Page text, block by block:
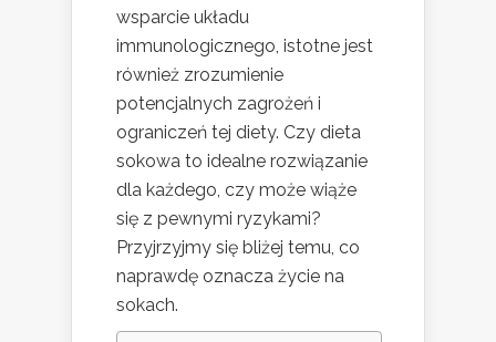
wsparcie układu
immunologicznego, istotne jest
również zrozumienie
potencjalnych zagrożeń i
ograniczeń tej diety. Czy dieta
sokowa to idealne rozwiązanie
dla każdego, czy może wiąże
się z pewnymi ryzykami?
Przyjrzyjmy się bliżej temu, co
naprawdę oznacza życie na
sokach.